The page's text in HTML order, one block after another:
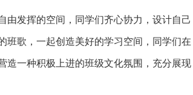
由发挥的空间，同学们齐心协力，设计自己
班歌，一起创造美好的学习空间，同学们在
造一种积极上进的班级文化氛围，充分展现